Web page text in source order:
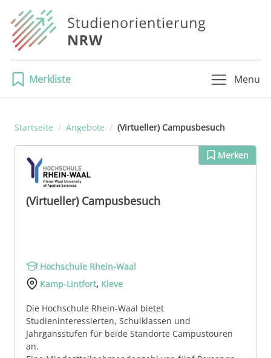
Merkliste Menu
Startseite / Angebote / (Virtueller) Campusbesuch
Merken
(Virtueller) Campusbesuch
Hochschule Rhein-Waal
Kamp-Lintfort, Kleve
Die Hochschule Rhein-Waal bietet
Studieninteressierten, Schulklassen und
Jahrgansstufen für beide Standorte Campustouren
an.